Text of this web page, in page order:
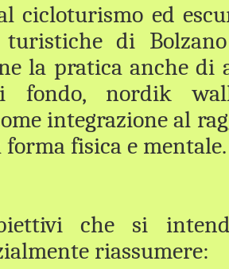
cicloturismo ed
di Bolzano
la pratica anche di
fondo, nordik
integrazione al
forma fisica e mentale.
che si
riassumere: